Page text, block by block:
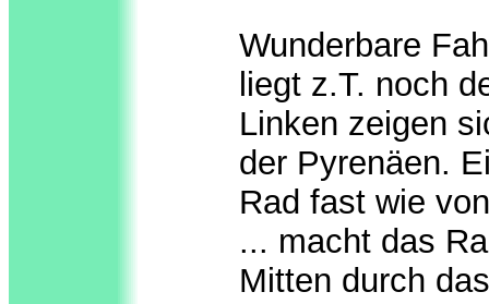
Wunderbare
liegt z.T. noch
Linken zeigen
der Pyrenäen.
Rad fast wie
... macht das
Mitten durch